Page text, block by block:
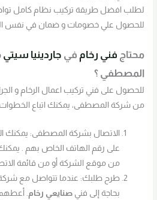
لطلب افضل طريقة تركيب نظام كامل
للحصول علي خصومات و ضمان في نفس
محتاج فني رخام في جاردينيا سيتي
المصطفي ؟
للحصول على فني تركيب اعمال الرخام و
من شركة المصطفى، يمكنك اتباع الخطوات
الاتصال بشركة المصطفى: يمكنك
على رقم الهاتف الخاص بهم .
من موقع الشركة أو من قائمة
طرح طلبك: عندما تتواصل مع
بحاجة إلى فنيصنايعي رخام .